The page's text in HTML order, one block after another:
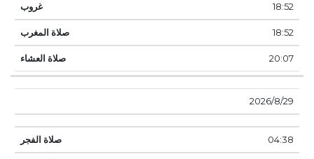
18:52
18:52
20:07
29‏‏/8‏‏/2026
04:38